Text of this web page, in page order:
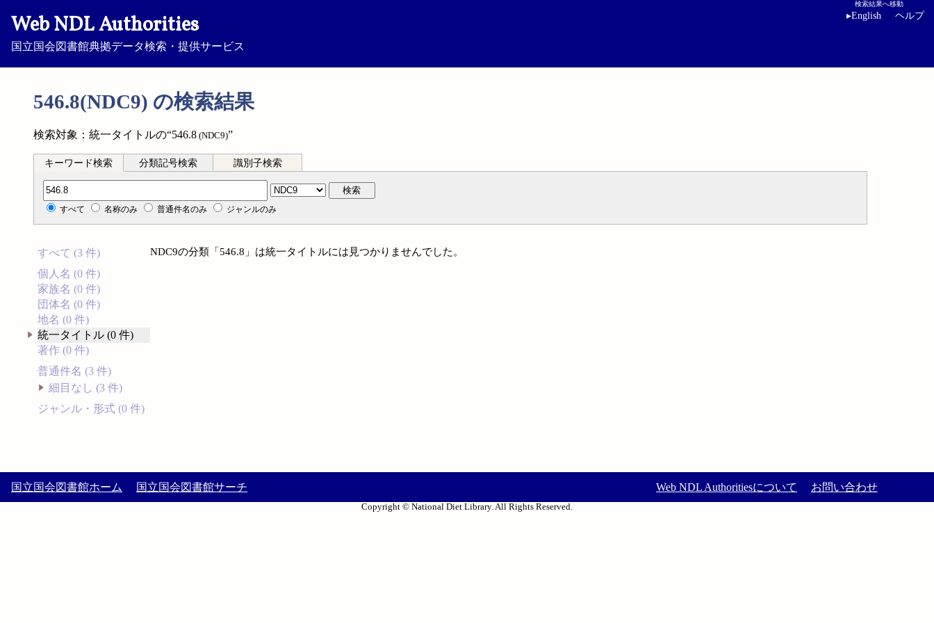
Web NDL Authorities
国立国会図書館典拠データ検索・提供サービス
検索結果へ移動
▸English ヘルプ
546.8(NDC9) の検索結果
検索対象：統一タイトルの“546.8 (NDC9)”
キーワード検索 分類記号検索 識別子検索
分類記号検索 検索
すべて 名称のみ 普通件名のみ ジャンルのみ
すべて (3 件)
個人名 (0 件)
家族名 (0 件)
団体名 (0 件)
地名 (0 件)
統一タイトル (0 件)
著作 (0 件)
普通件名 (3 件)
細目なし (3 件)
ジャンル・形式 (0 件)
NDC9の分類「546.8」は統一タイトルには見つかりませんでした。
国立国会図書館ホーム 国立国会図書館サーチ Web NDL Authoritiesについて お問い合わせ
Copyright © National Diet Library. All Rights Reserved.